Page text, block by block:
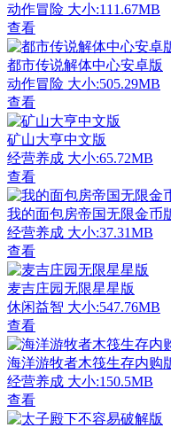
动作冒险 大小:111.67MB
查看
都市传说解体中心安卓版
动作冒险 大小:505.29MB
查看
矿山大亨中文版
经营养成 大小:65.72MB
查看
我的面包房帝国无限金币
经营养成 大小:37.31MB
查看
麦吉庄园无限星星版
休闲益智 大小:547.76MB
查看
海洋游牧者木筏生存内购
经营养成 大小:150.5MB
查看